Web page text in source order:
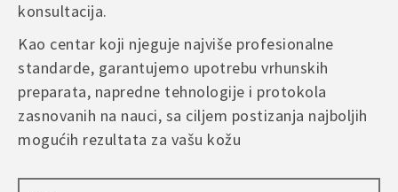
konsultacija.
Kao centar koji njeguje najviše profesionalne
standarde, garantujemo upotrebu vrhunskih
preparata, napredne tehnologije i protokola
zasnovanih na nauci, sa ciljem postizanja najboljih
mogućih rezultata za vašu kožu